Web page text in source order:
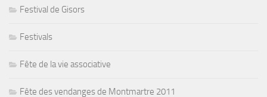
Festival de Gisors
Festivals
Fête de la vie associative
Fête des vendanges de Montmartre 2011